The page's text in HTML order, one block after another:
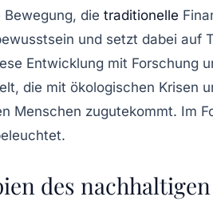
die traditionelle
und setzt dabei auf
Entwicklung mit Forschung
die mit ökologischen Krisen
Menschen zugutekommt. Im
des